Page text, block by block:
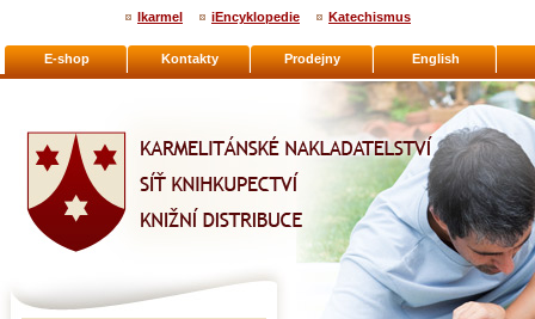
E-shop Kontakty Prodejny English
Ikarmel iEncyklopedie Katechismus